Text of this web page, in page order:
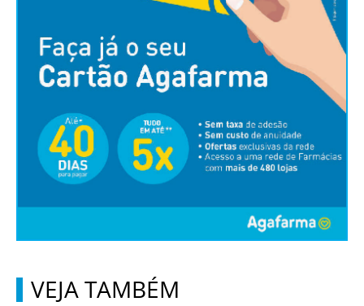
VEJA TAMBÉM